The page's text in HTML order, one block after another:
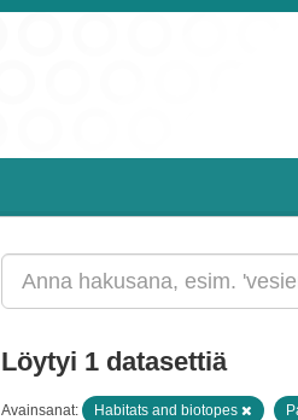
Löytyi 1 datasettiä
Avainsanat: Habitats and biotopes